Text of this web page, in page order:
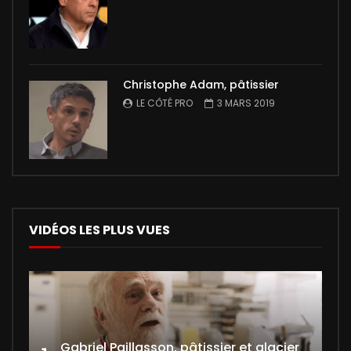
Christophe Adam, pâtissier
LE CÔTÉ PRO 3 MARS 2019
VIDÉOS LES PLUS VUES
Gabriel Paillasson, pâtissier et glacier